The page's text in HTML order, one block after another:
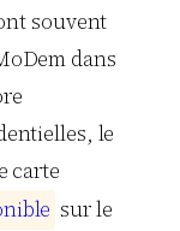
souvent
dans
le
carte
nible sur le